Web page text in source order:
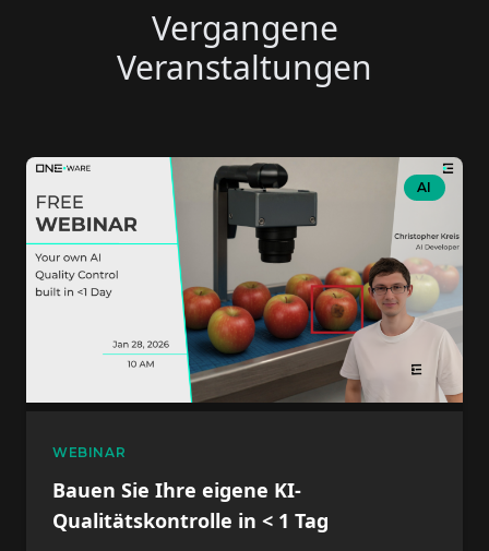
Vergangene
Veranstaltungen
AI
WEBINAR
Bauen Sie Ihre eigene KI-
Qualitätskontrolle in < 1 Tag